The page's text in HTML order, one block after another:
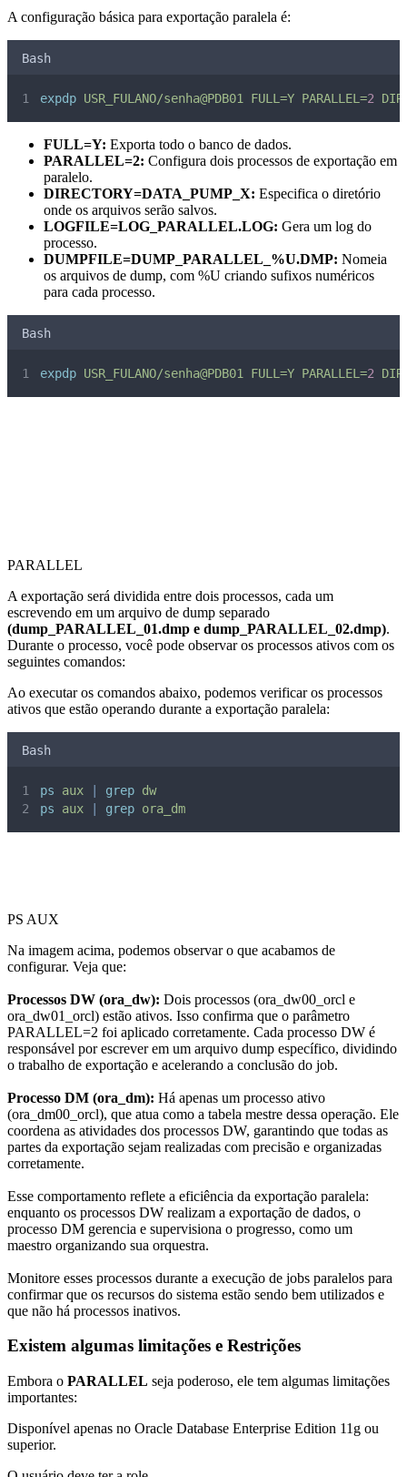
A configuração básica para exportação paralela é:
Bash
expdp USR_FULANO/senha@PDB01 FULL=Y PARALLEL=2
FULL=Y: Exporta todo o banco de dados.
PARALLEL=2: Configura dois processos de exportação em
paralelo.
DIRECTORY=DATA_PUMP_X: Especifica o diretório
onde os arquivos serão salvos.
LOGFILE=LOG_PARALLEL.LOG: Gera um log do
processo.
DUMPFILE=DUMP_PARALLEL_%U.DMP: Nomeia
os arquivos de dump, com %U criando sufixos numéricos
para cada processo.
Bash
expdp USR_FULANO/senha@PDB01 FULL=Y PARALLEL=2
PARALLEL
A exportação será dividida entre dois processos, cada um
escrevendo em um arquivo de dump separado
(dump_PARALLEL_01.dmp e dump_PARALLEL_02.dmp).
Durante o processo, você pode observar os processos ativos com os
seguintes comandos:
Ao executar os comandos abaixo, podemos verificar os processos
ativos que estão operando durante a exportação paralela:
Bash
ps aux grep dw
ps
aux grep ora_dm
PS AUX
Na imagem acima, podemos observar o que acabamos de
configurar. Veja que:
Processos DW (ora_dw): Dois processos (ora_dw00_orcl e
ora_dw01_orcl) estão ativos. Isso confirma que o parâmetro
PARALLEL=2 foi aplicado corretamente. Cada processo DW é
responsável por escrever em um arquivo dump específico, dividindo
o trabalho de exportação e acelerando a conclusão do job.
Processo DM (ora_dm): Há apenas um processo ativo
(ora_dm00_orcl), que atua como a tabela mestre dessa operação. Ele
coordena as atividades dos processos DW, garantindo que todas as
partes da exportação sejam realizadas com precisão e organizadas
corretamente.
Esse comportamento reflete a eficiência da exportação paralela:
enquanto os processos DW realizam a exportação de dados, o
processo DM gerencia e supervisiona o progresso, como um
maestro organizando sua orquestra.
Monitore esses processos durante a execução de jobs paralelos para
confirmar que os recursos do sistema estão sendo bem utilizados e
que não há processos inativos.
Existem algumas limitações e Restrições
Embora o PARALLEL seja poderoso, ele tem algumas limitações
importantes:
Disponível apenas no Oracle Database Enterprise Edition 11g ou
superior.